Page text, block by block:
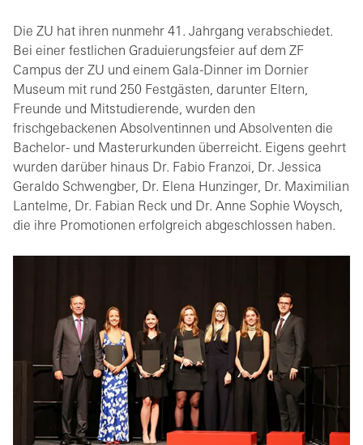
Die ZU hat ihren nunmehr 41. Jahrgang verabschiedet.
Bei einer festlichen Graduierungsfeier auf dem ZF
Campus der ZU und einem Gala-Dinner im Dornier
Museum mit rund 250 Festgästen, darunter Eltern,
Freunde und Mitstudierende, wurden den
frischgebackenen Absolventinnen und Absolventen die
Bachelor- und Masterurkunden überreicht. Eigens geehrt
wurden darüber hinaus Dr. Fabio Franzoi, Dr. Jessica
Geraldo Schwengber, Dr. Elena Hunzinger, Dr. Maximilian
Lantelme, Dr. Fabian Reck und Dr. Anne Sophie Woysch,
die ihre Promotionen erfolgreich abgeschlossen haben.